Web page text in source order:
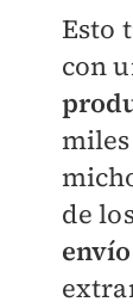
Esto
con
de
envío